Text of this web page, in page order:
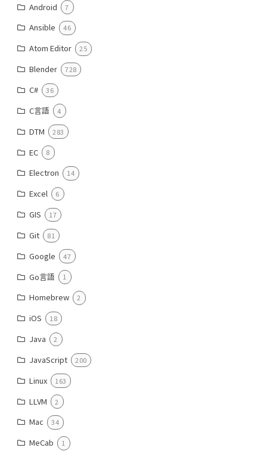
Android 7
Ansible 46
Atom Editor 25
Blender 728
C# 36
C言語 4
DTM 283
EC 8
Electron 14
Excel 6
GIS 17
Git 81
Google 47
Go言語 1
Homebrew 2
iOS 18
Java 2
JavaScript 200
Linux 163
LLVM 2
Mac 34
MeCab 1